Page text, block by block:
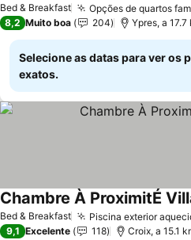
Bed & Breakfast Opções de quartos
8,2 Muito boa 204 Ypres, a
Selecione as datas para ver os
exatos.
Bed & Breakfast Piscina exterior
Chambre À ProximitÉ
9,1 Excelente 118 Croix, a 15.1